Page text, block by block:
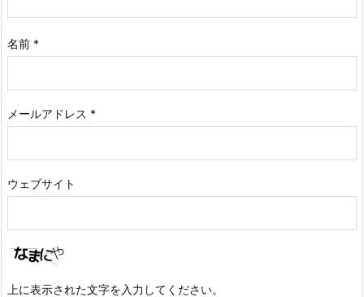
名前 *
メールアドレス *
ウェブサイト
上に表示された文字を入力してください。